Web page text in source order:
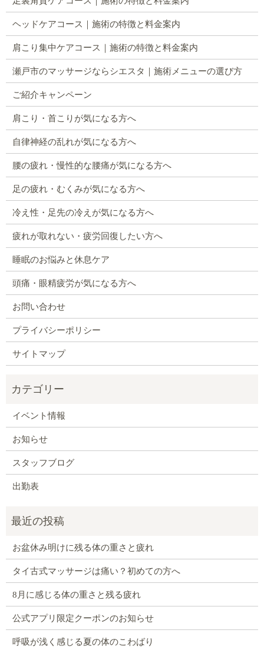
ヘッドケアコース｜施術の特徴と料金案内
肩こり集中ケアコース｜施術の特徴と料金案内
瀬戸市のマッサージならシエスタ｜施術メニューの選び方
ご紹介キャンペーン
肩こり・首こりが気になる方へ
自律神経の乱れが気になる方へ
腰の疲れ・慢性的な腰痛が気になる方へ
足の疲れ・むくみが気になる方へ
冷え性・足先の冷えが気になる方へ
疲れが取れない・疲労回復したい方へ
睡眠のお悩みと休息ケア
頭痛・眼精疲労が気になる方へ
お問い合わせ
プライバシーポリシー
サイトマップ
イベント情報
お知らせ
スタッフブログ
出勤表
お盆休み明けに残る体の重さと疲れ
タイ古式マッサージは痛い？初めての方へ
8月に感じる体の重さと残る疲れ
公式アプリ限定クーポンのお知らせ
呼吸が浅く感じる夏の体のこわばり